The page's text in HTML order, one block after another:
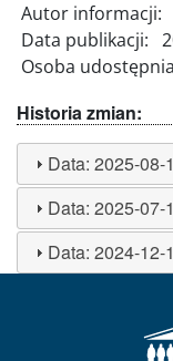
Autor informacji:
Data publikacji:
Osoba
Historia zmian:
Data:2025-08-
Data:2025-07-
Data:2024-12-